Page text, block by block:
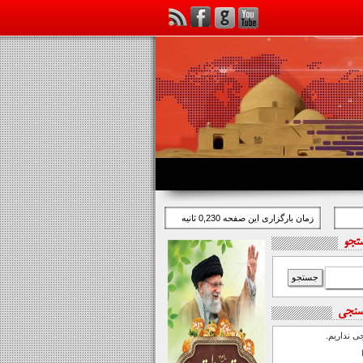
زمان بارگزاری این صفحه 0,230 ثانیه
نداریم.